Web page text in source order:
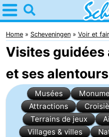
Home
Scheveningen
Astuces
Avec
les
enfants
Passer
Appartements
Home Scheveningen Voir et
Visites guidées
et ses alentours
Musées
Attractions
Terrains de jeux
Villages & villes